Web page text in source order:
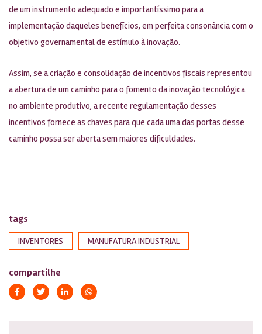
de um instrumento adequado e importantíssimo para a
implementação daqueles benefícios, em perfeita consonância com o
objetivo governamental de estímulo à inovação.
Assim, se a criação e consolidação de incentivos fiscais representou
a abertura de um caminho para o fomento da inovação tecnológica
no ambiente produtivo, a recente regulamentação desses
incentivos fornece as chaves para que cada uma das portas desse
caminho possa ser aberta sem maiores dificuldades.
tags
INVENTORES MANUFATURA INDUSTRIAL
compartilhe